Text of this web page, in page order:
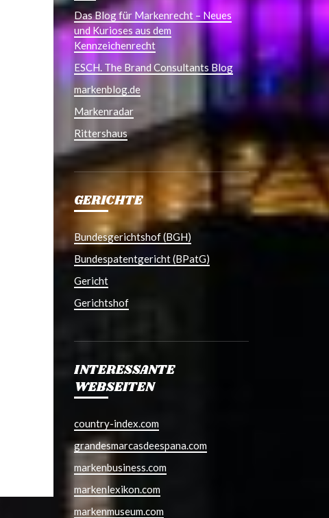
Das Blog für Markenrecht – Neues
und Kurioses aus dem
Kennzeichenrecht
ESCH. The Brand Consultants Blog
markenblog.de
Markenradar
Rittershaus
GERICHTE
Bundesgerichtshof (BGH)
Bundespatentgericht (BPatG)
Gericht
Gerichtshof
INTERESSANTE
WEBSEITEN
country-index.com
grandesmarcasdeespana.com
markenbusiness.com
markenlexikon.com
markenmuseum.com